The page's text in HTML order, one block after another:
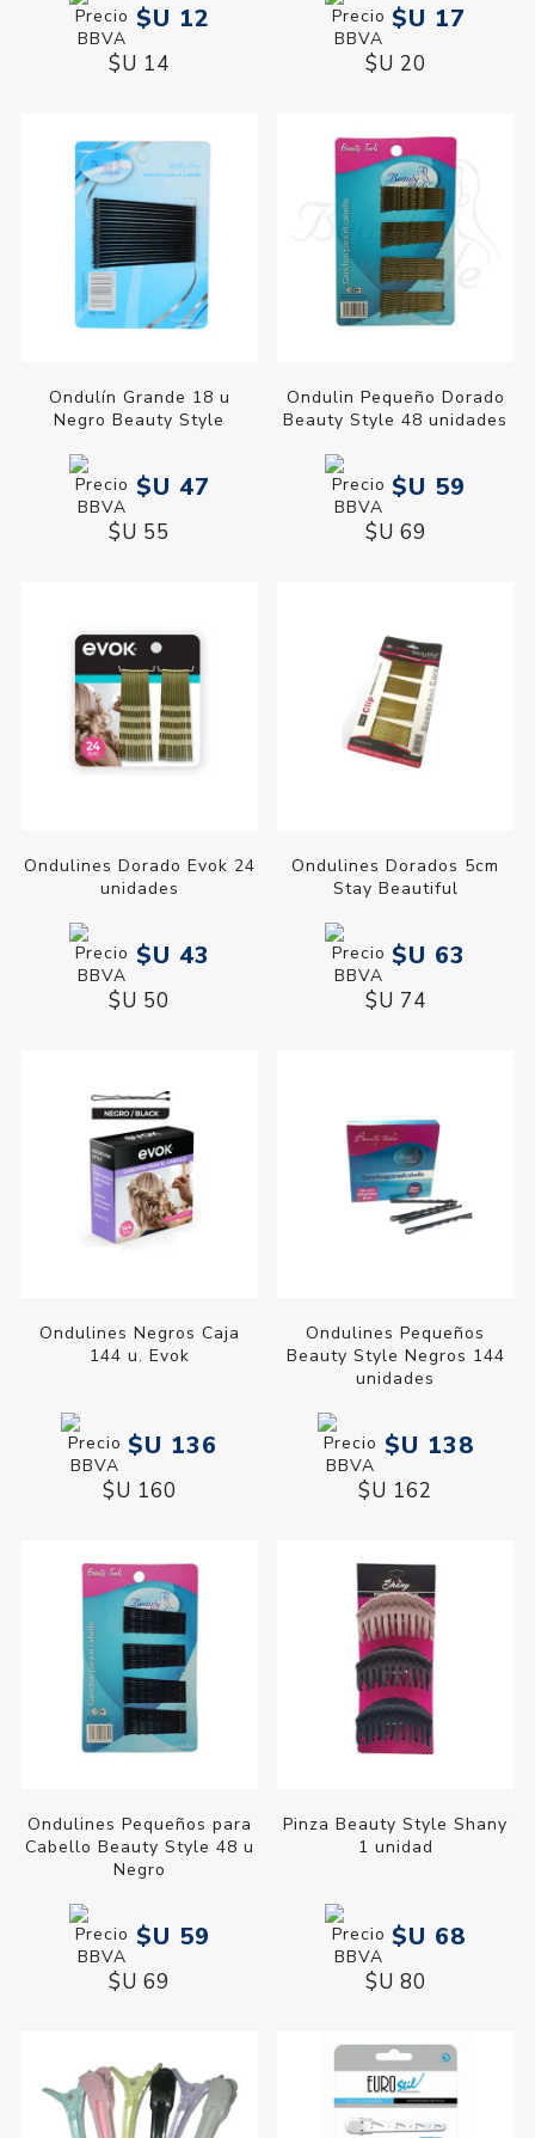
$U 12
$U 14
$U 17
$U 20
Ondulín Grande 18 u
Negro Beauty Style
$U 47
$U 55
Ondulin Pequeño Dorado
Beauty Style 48 unidades
$U 59
$U 69
Ondulines Dorado Evok 24
unidades
$U 43
$U 50
Ondulines Dorados 5cm
Stay Beautiful
$U 63
$U 74
Ondulines Negros Caja
144 u. Evok
$U 136
$U 160
Ondulines Pequeños
Beauty Style Negros 144
unidades
$U 138
$U 162
Ondulines Pequeños para
Cabello Beauty Style 48 u
Negro
$U 59
$U 69
Pinza Beauty Style Shany
1 unidad
$U 68
$U 80